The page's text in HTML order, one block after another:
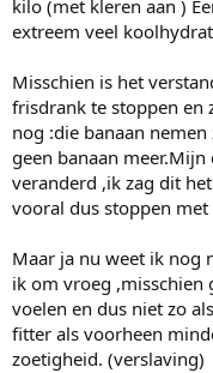
kilo (met kleren aan )
extreem veel
Misschien is het
frisdrank te stoppen en
nog :die banaan
geen banaan
veranderd ,ik zag dit
vooral dus stoppen met
Maar ja nu weet ik nog
ik om vroeg ,misschien
voelen en dus niet zo
fitter als voorheen
zoetigheid. (verslaving)